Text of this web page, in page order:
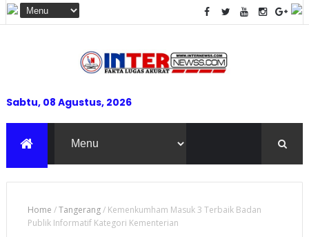
Sabtu, 08 Agustus, 2026
Home /Tangerang/ Kemenkumham Masuk 3 Terbaik Badan
Publik Informatif Kategori Kementerian